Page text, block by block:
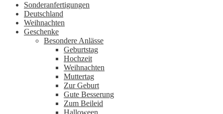
Sonderanfertigungen
Deutschland
Weihnachten
Geschenke
Besondere Anlässe
Geburtstag
Hochzeit
Weihnachten
Muttertag
Zur Geburt
Gute Besserung
Zum Beileid
Halloween